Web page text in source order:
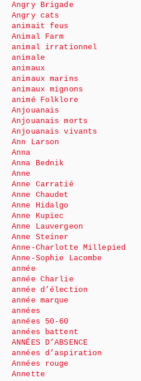
Angry Brigade
Angry cats
animait feus
Animal Farm
animal irrationnel
animale
animaux
animaux marins
animaux mignons
animé Folklore
Anjouanais
Anjouanais morts
Anjouanais vivants
Ann Larson
Anna
Anna Bednik
Anne
Anne Carratié
Anne Chaudet
Anne Hidalgo
Anne Kupiec
Anne Lauvergeon
Anne Steiner
Anne-Charlotte Millepied
Anne-Sophie Lacombe
année
année Charlie
année d’élection
année marque
années
années 50-60
années battent
ANNÉES D’ABSENCE
années d’aspiration
Années rouge
Annette